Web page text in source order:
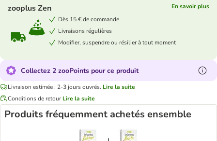
zooplus Zen
En savoir plus
Dès 15 € de commande
Livraisons régulières
Modifier, suspendre ou résilier à tout moment
Collectez 2 zooPoints pour ce produit
Livraison estimée : 2-3 jours ouvrés. Lire la suite
Conditions de retour Lire la suite
Produits fréquemment achetés ensemble